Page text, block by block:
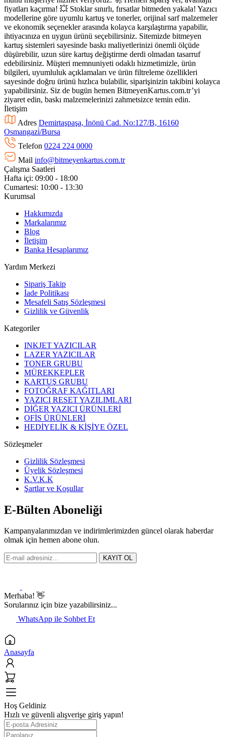
fiyatları kaçırma! 💥 Stoklar sınırlı, fırsatlar bitmeden yakala! Yazıcı
modellerine göre uyumlu kartuş ve tonerler, orijinal sarf malzemeler
ve ekonomik seçenekler arasında kolayca karşılaştırma yapabilir,
ihtiyacınıza en uygun ürünü seçebilirsiniz. Sitemizde bitmeyen
kartuş sistemleri sayesinde baskı maliyetlerinizi önemli ölçüde
düşürebilir, uzun süre kartuş değiştirme derdi olmadan tasarruf
edebilirsiniz. Müşteri memnuniyeti odaklı hizmetimizle, ürün
bilgileri, uyumluluk açıklamaları ve ürün filtreleme özellikleri
sayesinde doğru ürünü hızlıca bulabilir, siparişinizin takibini kolayca
yapabilirsiniz. Siz de bugün hemen BitmeyenKartus.com.tr’yi
ziyaret edin, baskı malzemelerinizi zahmetsizce temin edin.
İletişim
Adres Demirtaşpaşa, İnönü Cad. No:127/B, 16160
Osmangazi̇/Bursa
Telefon 0224 224 0000
Mail info@bitmeyenkartus.com.tr
Çalışma Saatleri
Hafta içi: 09:00 - 18:00
Cumartesi: 10:00 - 13:30
Kurumsal
Hakkımızda
Markalarımız
Blog
İletişim
Banka Hesaplarımız
Yardım Merkezi
Sipariş Takip
İade Politikası
Mesafeli Satış Sözleşmesi
Gizlilik ve Güvenlik
Kategoriler
INKJET YAZICILAR
LAZER YAZICILAR
TONER GRUBU
MÜREKKEPLER
KARTUŞ GRUBU
FOTOĞRAF KAĞITLARI
YAZICI RESET YAZILIMLARI
DİĞER YAZICI ÜRÜNLERİ
OFİS ÜRÜNLERİ
HEDİYELİK & KİŞİYE ÖZEL
Sözleşmeler
Gizlilik Sözleşmesi
Üyelik Sözleşmesi
K.V.K.K
Şartlar ve Koşullar
E-Bülten Aboneliği
Kampanyalarımızdan ve indirimlerimizden güncel olarak haberdar
olmak için hemen abone olun.
KAYIT OL
Merhaba! 👋
Sorularınız için bize yazabilirsiniz...
WhatsApp ile Sohbet Et
Anasayfa
Hoş Geldiniz
Hızlı ve güvenli alışverişe giriş yapın!